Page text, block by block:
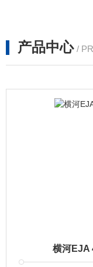
产品中心 /
横河EJA